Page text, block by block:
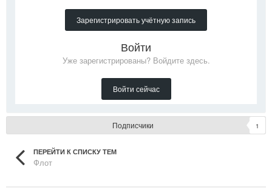
Зарегистрировать учётную запись
Войти
Уже зарегистрированы? Войдите здесь.
Войти сейчас
Подписчики 1
ПЕРЕЙТИ К СПИСКУ ТЕМ
Флот